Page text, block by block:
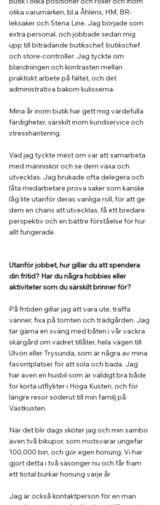
olika varumärken, bl.a Åhléns, HM, BR-
leksaker och Stena Line. Jag började som
extra personal, och jobbade sedan mig
upp till biträdande butikschef, butikschef
och store-controller. Jag tyckte om
blandningen och kontrasten mellan
praktiskt arbete på fältet, och det
administrativa bakom kulisserna.
Mina år inom butik har gett mig värdefulla
färdigheter, särskilt inom kundservice och
stresshantering.
Vad jag tyckte mest om var att samarbeta
med människor och se dem växa och
utvecklas. Jag brukade ofta delegera och
låta medarbetare prova saker som kanske
låg lite utanför deras vanliga roll, för att ge
dem en chans att utvecklas, få ett bredare
perspektiv och en bättre förståelse för hur
allt fungerade.
Utanför jobbet, hur gillar du att spendera
din fritid? Har du några hobbies eller
aktiviteter som du särskilt brinner för?
På fritiden gillar jag att vara ute, träffa
vänner, fixa på tomten och trädgården. Jag
tar gärna en sväng med båten i vår vackra
skärgård om vädret tillåter, hela vägen till
Ulvön eller Trysunda, som är några av mina
favoritplatser för att sola och bada. Jag
har även en husbil som är väldigt bra både
for korta utflykter i Höga Kusten, och för
längre resor söderut till min familj på
Västkusten.
När det blir dags sköter jag och min sambo
även två bikupor, som motsvarar ungefär
100,000 bin, och gör egen honung. Vi har
gjort detta i två säsonger nu och får fram
ett tiotal burkar honung varje år.
Jag är också kontaktperson för en man